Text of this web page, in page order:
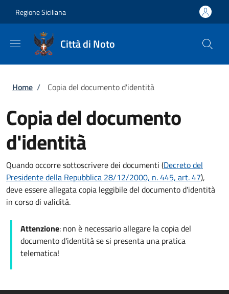
Regione Siciliana
Città di Noto
Briciole di pane
Home / Copia del documento d'identità
Copia del documento
d'identità
Quando occorre sottoscrivere dei documenti (Decreto del
Presidente della Repubblica 28/12/2000, n. 445, art. 47),
deve essere allegata copia leggibile del documento d'identità
in corso di validità.
Attenzione: non è necessario allegare la copia del
documento d'identità se si presenta una pratica
telematica!